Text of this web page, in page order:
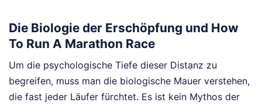
Die Biologie der Erschöpfung und How
To Run A Marathon Race
Um die psychologische Tiefe dieser Distanz zu
begreifen, muss man die biologische Mauer verstehen,
die fast jeder Läufer fürchtet. Es ist kein Mythos der